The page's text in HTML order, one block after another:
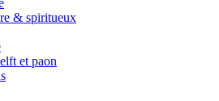
et paon
& spiritueux